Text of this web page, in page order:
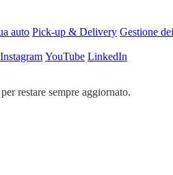
auto Pick-up & Delivery Gestione
Instagram YouTube LinkedIn
restare sempre aggiornato.